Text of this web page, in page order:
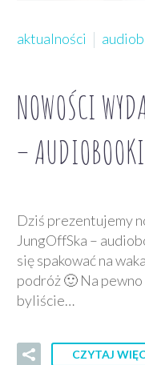
aktualności
NOWOŚCI
– AUDIOBOOKI
Dziś prezentujemy
JungOffSka –
się spakować na
podróż 🙂 Na pewno
byliście…
CZYTAJ